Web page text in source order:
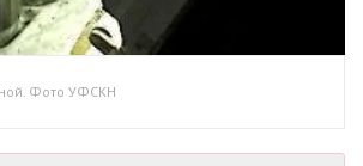
Фото УФСКН